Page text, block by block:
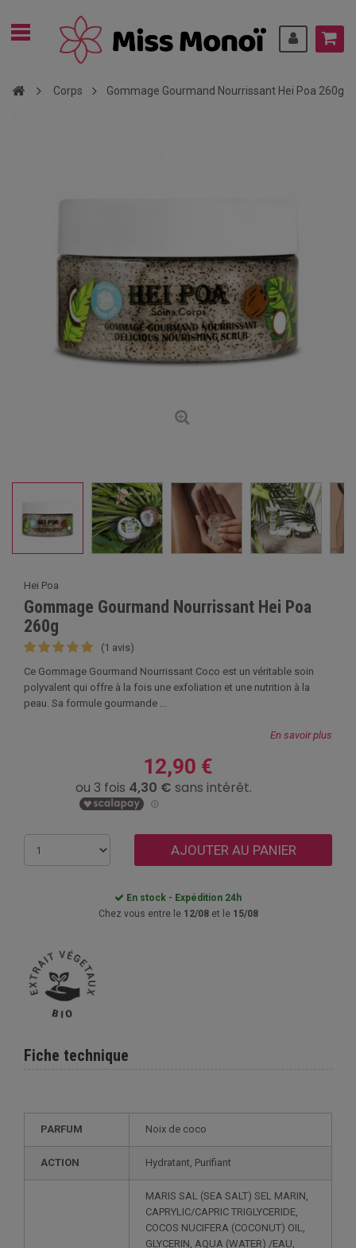
Corps Gommage Gourmand Nourrissant Hei Poa 260g
Hei Poa
Gommage Gourmand Nourrissant Hei Poa
260g
(1 avis)
Ce Gommage Gourmand Nourrissant Coco est un véritable soin
polyvalent qui offre à la fois une exfoliation et une nutrition à la
peau. Sa formule gourmande ...
En savoir plus
12,90 €
AJOUTER AU PANIER
En stock - Expédition 24h
Chez vous entre le 12/08et le 15/08
Fiche technique
PARFUM Noix de coco
ACTION Hydratant, Purifiant
MARIS SAL (SEA SALT) SEL MARIN,
CAPRYLIC/CAPRIC TRIGLYCERIDE,
COCOS NUCIFERA (COCONUT) OIL,
GLYCERIN, AQUA (WATER) /EAU,